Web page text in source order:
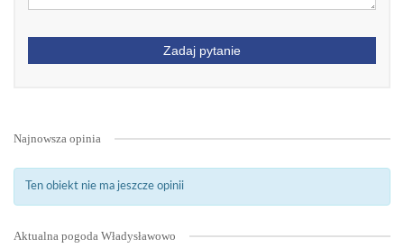
Zadaj pytanie
Najnowsza opinia
Ten obiekt nie ma jeszcze opinii
Aktualna pogoda Władysławowo